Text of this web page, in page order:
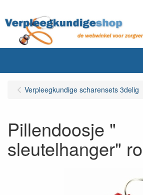
Verpleegkundige scharensets 3delig
Pillendoosje "
sleutelhanger"